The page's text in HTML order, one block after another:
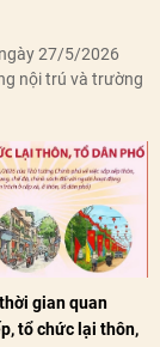
27/5/2026
nội trú và trường
gian quan
tổ chức lại thôn,